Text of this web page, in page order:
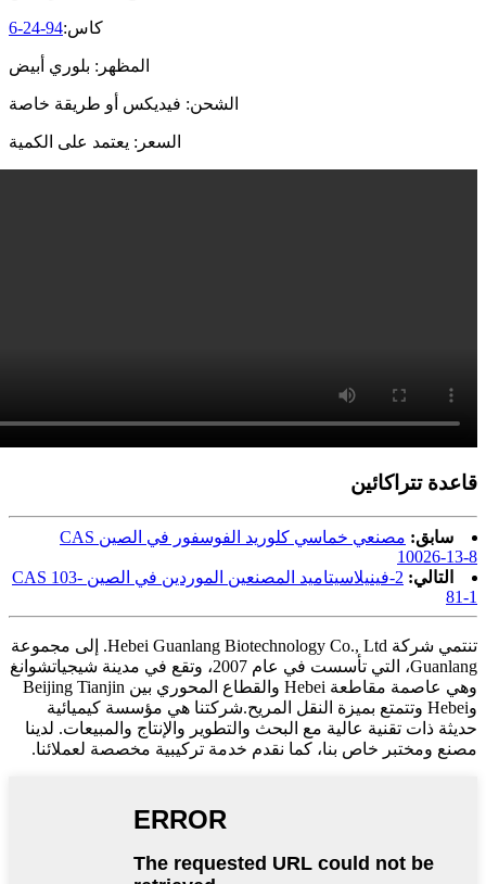
كاس:94-24-6
المظهر: بلوري أبيض
الشحن: فيديكس أو طريقة خاصة
السعر: يعتمد على الكمية
قاعدة تتراكائين
سابق:
مصنعي خماسي كلوريد الفوسفور في الصين CAS
10026-13-8
التالي:
2-فينيلاسيتاميد المصنعين الموردين في الصين CAS 103-
81-1
تنتمي شركة Hebei Guanlang Biotechnology Co., Ltd. إلى مجموعة
Guanlang، التي تأسست في عام 2007، وتقع في مدينة شيجياتشوانغ
وهي عاصمة مقاطعة Hebei والقطاع المحوري بين Beijing Tianjin
وHebei وتتمتع بميزة النقل المريح.شركتنا هي مؤسسة كيميائية
حديثة ذات تقنية عالية مع البحث والتطوير والإنتاج والمبيعات. لدينا
مصنع ومختبر خاص بنا، كما نقدم خدمة تركيبية مخصصة لعملائنا.